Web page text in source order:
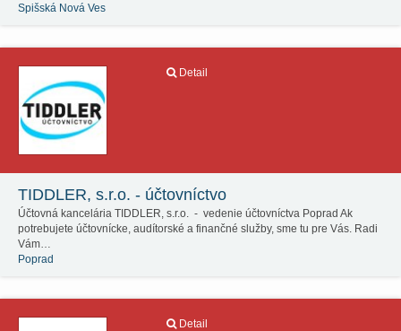
Spišská Nová Ves
Detail
TIDDLER, s.r.o. - účtovníctvo
Účtovná kancelária TIDDLER, s.r.o. - vedenie účtovníctva Poprad Ak
potrebujete účtovnícke, audítorské a finančné služby, sme tu pre Vás. Radi
Vám…
Poprad
Detail